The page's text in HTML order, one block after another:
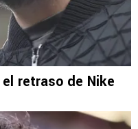
retraso de Nike